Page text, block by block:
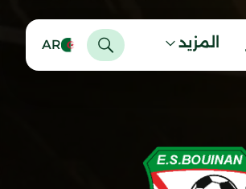
المزيد AR